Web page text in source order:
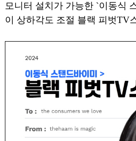
모니터 설치가 가능한 `이동식
이 상하각도 조절 블랙 피벗TV